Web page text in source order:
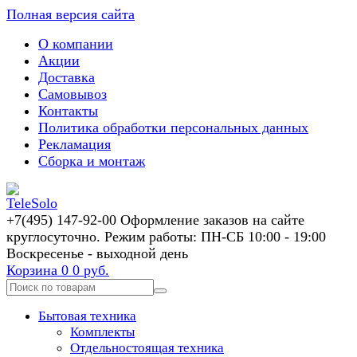
Полная версия сайта
О компании
Акции
Доставка
Самовывоз
Контакты
Политика обработки персональных данных
Рекламация
Сборка и монтаж
+7(495) 147-92-00 Оформление заказов на сайте
круглосуточно. Режим работы: ПН-СБ 10:00 - 19:00
Воскресенье - выходной день
Корзина 0 0 руб.
Бытовая техника
Комплекты
Отдельностоящая техника